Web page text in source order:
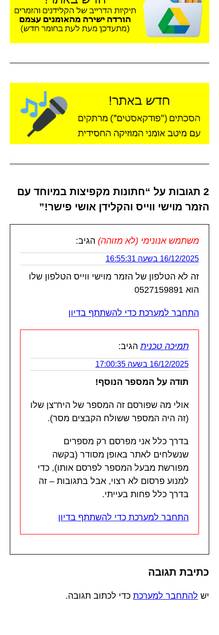
2 תגובות על “חתונות מקפיצות במיוחד עם
הזמר מוישי ווייס והקלידן אושי פישר!”
משתמש אנונימי (לא מזוהה) הגיב:
16/12/2025 בשעה 16:55:31
זה לא הטלפון של הזמר מוישי ווייס הטלפון שלו
הוא 0527159891
התחבר למערכת כדי להשתתף בדיון
תמיכה טכנית הגיב:
16/12/2025 בשעה 17:00:35
תודה על המספר הנוסף!
אולי מה שפורסם זה המספר של היח"צן שלו
(זה היה המספר ששולח הקבצים מסר).
בדרך כלל אני מפרסם רק מספרים
שנשלחים לאתר באופן מסודר (בקשה
מפורשת מבעל המספר לפרסם אותו), כדי
למנוע פרסום לא רצוי, אבל בתגובות – זה
בדרך כלל פחות בעייתי.
התחבר למערכת כדי להשתתף בדיון
כתיבת תגובה
יש להתחבר למערכת כדי לכתוב תגובה.